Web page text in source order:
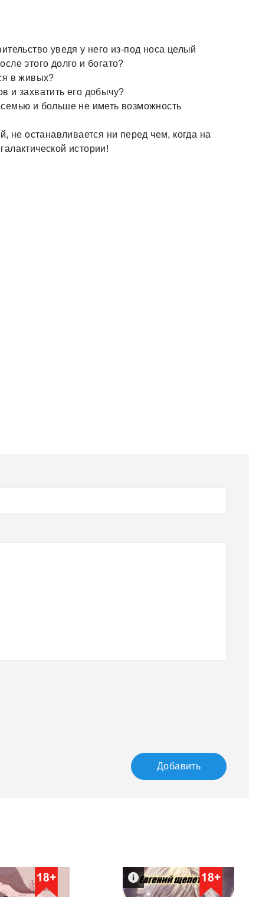
уведя у него из-под носа целый
этого долго и богато?
в живых?
и захватить его добычу?
и больше не иметь возможность
не останавливается ни перед чем, когда на
истории!
Добавить